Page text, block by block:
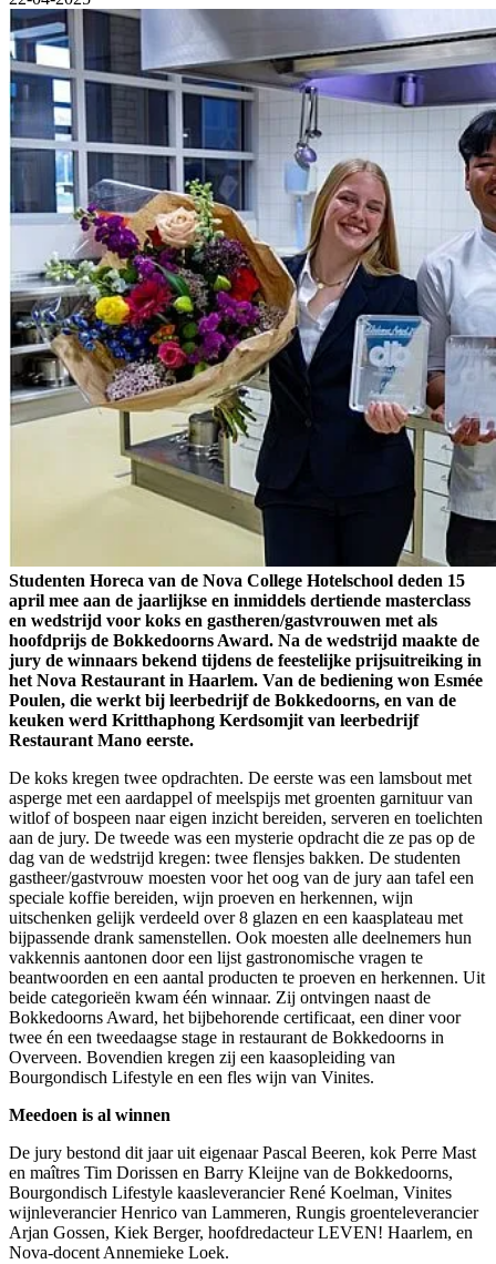
Studenten Horeca van de Nova College Hotelschool deden 15
april mee aan de jaarlijkse en inmiddels dertiende masterclass
en wedstrijd voor koks en gastheren/gastvrouwen met als
hoofdprijs de Bokkedoorns Award. Na de wedstrijd maakte de
jury de winnaars bekend tijdens de feestelijke prijsuitreiking in
het Nova Restaurant in Haarlem. Van de bediening won Esmée
Poulen, die werkt bij leerbedrijf de Bokkedoorns, en van de
keuken werd Kritthaphong Kerdsomjit van leerbedrijf
Restaurant Mano eerste.
De koks kregen twee opdrachten. De eerste was een lamsbout met
asperge met een aardappel of meelspijs met groenten garnituur van
witlof of bospeen naar eigen inzicht bereiden, serveren en toelichten
aan de jury. De tweede was een mysterie opdracht die ze pas op de
dag van de wedstrijd kregen: twee flensjes bakken. De studenten
gastheer/gastvrouw moesten voor het oog van de jury aan tafel een
speciale koffie bereiden, wijn proeven en herkennen, wijn
uitschenken gelijk verdeeld over 8 glazen en een kaasplateau met
bijpassende drank samenstellen. Ook moesten alle deelnemers hun
vakkennis aantonen door een lijst gastronomische vragen te
beantwoorden en een aantal producten te proeven en herkennen. Uit
beide categorieën kwam één winnaar. Zij ontvingen naast de
Bokkedoorns Award, het bijbehorende certificaat, een diner voor
twee én een tweedaagse stage in restaurant de Bokkedoorns in
Overveen. Bovendien kregen zij een kaasopleiding van
Bourgondisch Lifestyle en een fles wijn van Vinites.
Meedoen is al winnen
De jury bestond dit jaar uit eigenaar Pascal Beeren, kok Perre Mast
en maîtres Tim Dorissen en Barry Kleijne van de Bokkedoorns,
Bourgondisch Lifestyle kaasleverancier René Koelman, Vinites
wijnleverancier Henrico van Lammeren, Rungis groenteleverancier
Arjan Gossen, Kiek Berger, hoofdredacteur LEVEN! Haarlem, en
Nova-docent Annemieke Loek.